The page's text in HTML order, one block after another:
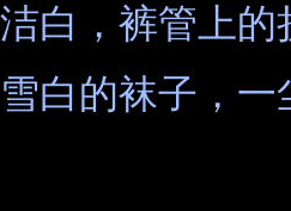
白，裤管上的
白的袜子，一